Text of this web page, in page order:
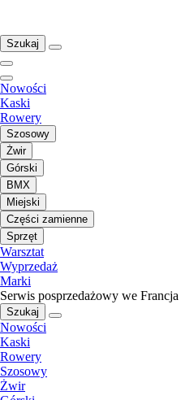
Szukaj
Nowości
Kaski
Rowery
Szosowy
Żwir
Górski
BMX
Miejski
Części zamienne
Sprzęt
Warsztat
Wyprzedaż
Marki
Serwis posprzedażowy we Francja
Szukaj
Nowości
Kaski
Rowery
Szosowy
Żwir